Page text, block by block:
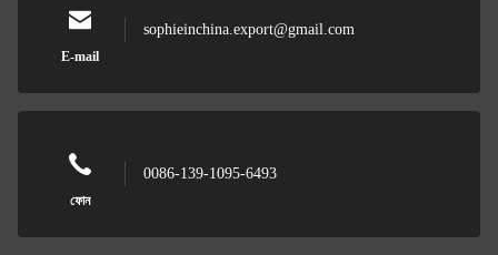
E-mail
sophieinchina.export@gmail.com
ফোন
0086-139-1095-6493